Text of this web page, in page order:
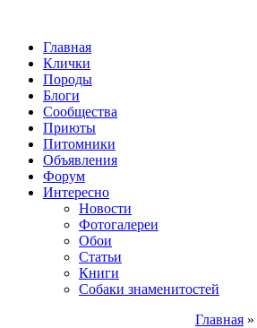
Главная
Клички
Породы
Блоги
Сообщества
Приюты
Питомники
Объявления
Форум
Интересно
Новости
Фотогалереи
Обои
Статьи
Книги
Собаки знаменитостей
Главная »